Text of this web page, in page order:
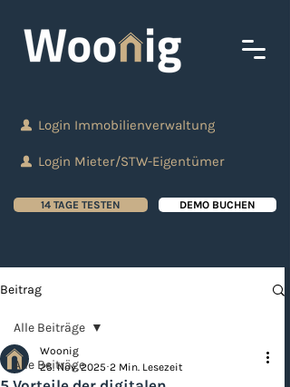
Login Immobilienverwaltung
Login Mieter/STW-Eigentümer
14 TAGE TESTEN DEMO BUCHEN
Beitrag
Alle Beiträge
Alle Beiträge
Woonig
25. Nov. 2025 2 Min. Lesezeit